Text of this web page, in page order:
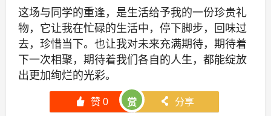
这场与同学的重逢，是生活给予我的一份珍贵礼
物，它让我在忙碌的生活中，停下脚步，回味过
去，珍惜当下。也让我对未来充满期待，期待着
下一次相聚，期待着我们各自的人生，都能绽放
出更加绚烂的光彩。
󰄼 赞0 赏 󰄯 分享